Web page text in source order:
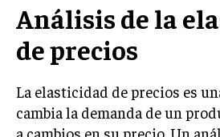
ANALÍTICA EMPRESARIAL Y
INTELLIGENCE
CIBERSEGURIDAD
ESTRATEGIA
EMPRESAS FAMILIARES Y
Análisis de la
de precios
La elasticidad de precios es
cambia la demanda de un
a cambios en su precio. Un